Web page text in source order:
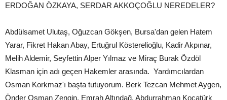
ERDOĞAN ÖZKAYA, SERDAR AKKOÇOĞLU NEREDELER?
Abdülsamet Ulutaş, Oğuzcan Gökşen, Bursa'dan gelen Hatem
Yarar, Fikret Hakan Abay, Ertuğrul Kösterelioğlu, Kadir Akpınar,
Melih Aldemir, Seyfettin Alper Yılmaz ve Miraç Burak Özdöl
Klasman için adı geçen Hakemler arasında. Yardımcılardan
Osman Korkmaz'ı başta tutuyorum. Berk Tezcan Mehmet Aygen,
Önder Osman Zengin, Emrah Altındağ, Abdurrahman Kocatürk